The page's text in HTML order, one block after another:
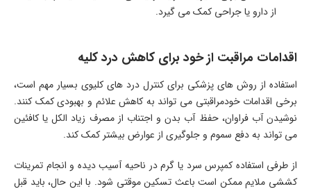
از دارو یا جراحی کمک می گیرد.
اقدامات مراقبت از خود برای کاهش درد کلیه
استفاده از روش های پزشکی برای کنترل درد های کلیوی بسیار مهم است،
برخی اقدامات خودمراقبتی می تواند به کاهش علائم و بهبودی کمک کنند.
نوشیدن آب فراوان، حفظ آب بدن و اجتناب از مصرف زیاد الکل یا کافئین
می تواند به دفع سموم و جلوگیری از عوارض بیشتر کمک کند.
از طرفی استفاده کمپرس سرد یا گرم در ناحیه آسیب دیده و انجام تمرینات
کششی ملایم ممکن است باعث تسکین موقتی شود. با این حال، باید قبل